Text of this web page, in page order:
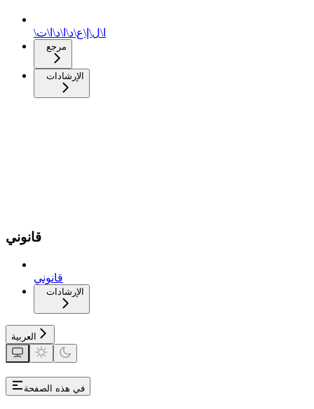
\ا\ل\إ\ع\د\ا\د\ا\ت
مرجع
الإرشادات
قانوني
قانوني
الإرشادات
العربية
في هذه الصفحة